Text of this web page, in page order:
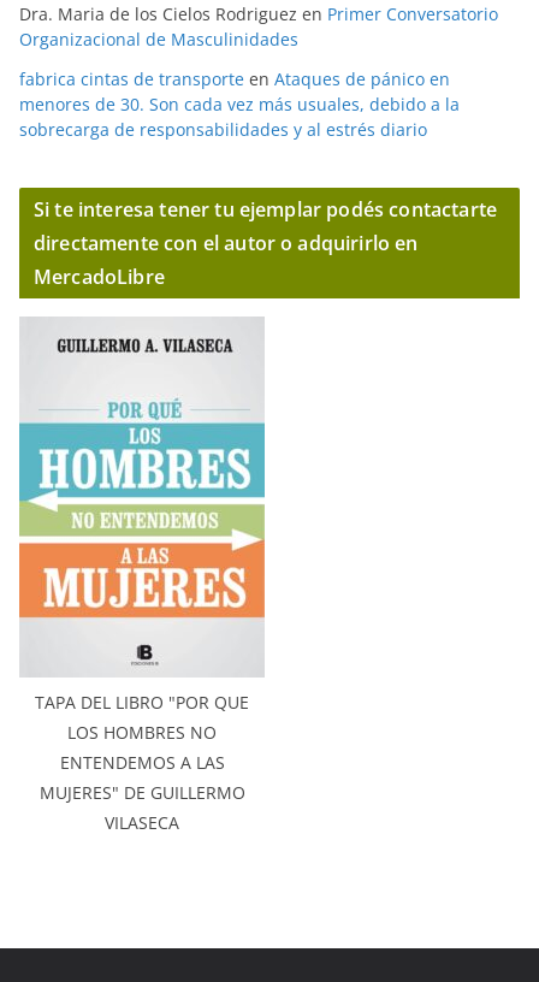
Dra. Maria de los Cielos Rodriguez en Primer Conversatorio
Organizacional de Masculinidades
fabrica cintas de transporte en Ataques de pánico en
menores de 30. Son cada vez más usuales, debido a la
sobrecarga de responsabilidades y al estrés diario
Si te interesa tener tu ejemplar podés contactarte
directamente con el autor o adquirirlo en
MercadoLibre
TAPA DEL LIBRO "POR QUE
LOS HOMBRES NO
ENTENDEMOS A LAS
MUJERES" DE GUILLERMO
VILASECA